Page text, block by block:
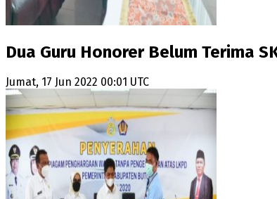
Dua Guru Honorer Belum Terima
Jumat, 17 Jun 2022 00:01 UTC